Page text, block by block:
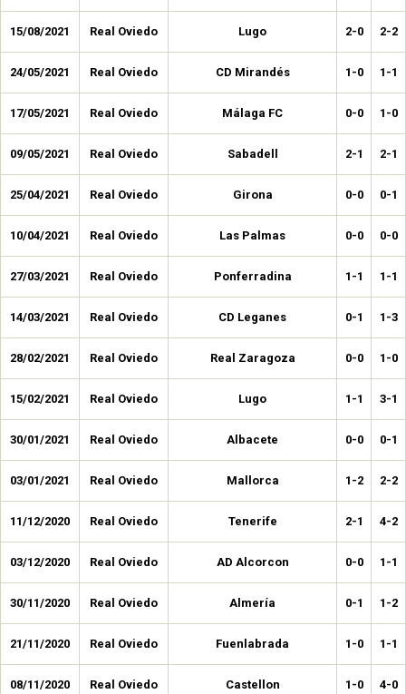
15/08/2021 Real Oviedo Lugo 2-0 2-2
24/05/2021 Real Oviedo CD Mirandés 1-0 1-1
17/05/2021 Real Oviedo Málaga FC 0-0 1-0
09/05/2021 Real Oviedo Sabadell 2-1 2-1
25/04/2021 Real Oviedo Girona 0-0 0-1
10/04/2021 Real Oviedo Las Palmas 0-0 0-0
27/03/2021 Real Oviedo Ponferradina 1-1 1-1
14/03/2021 Real Oviedo CD Leganes 0-1 1-3
28/02/2021 Real Oviedo Real Zaragoza 0-0 1-0
15/02/2021 Real Oviedo Lugo 1-1 3-1
30/01/2021 Real Oviedo Albacete 0-0 0-1
03/01/2021 Real Oviedo Mallorca 1-2 2-2
11/12/2020 Real Oviedo Tenerife 2-1 4-2
03/12/2020 Real Oviedo AD Alcorcon 0-0 1-1
30/11/2020 Real Oviedo Almería 0-1 1-2
21/11/2020 Real Oviedo Fuenlabrada 1-0 1-1
08/11/2020 Real Oviedo Castellon 1-0 4-0